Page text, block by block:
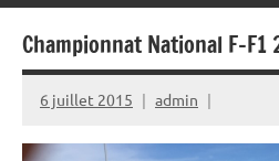
‒
de
Championnat National F-F1
6 juillet 2015 admin